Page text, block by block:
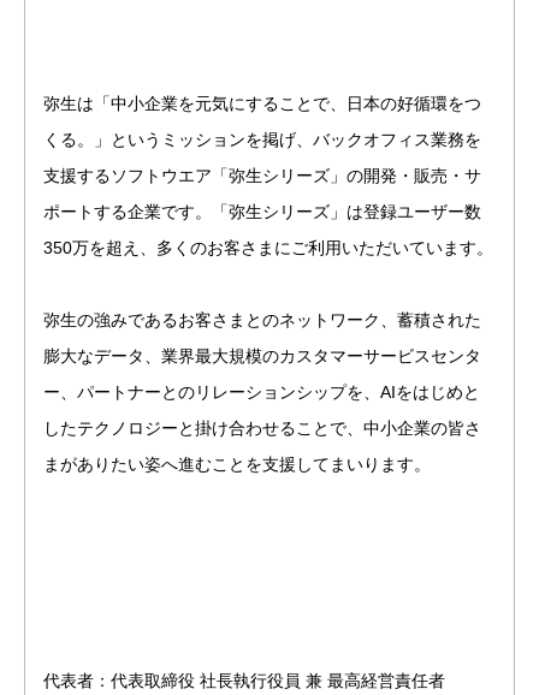
弥生は「中小企業を元気にすることで、日本の好循環をつ
くる。」というミッションを掲げ、バックオフィス業務を
支援するソフトウエア「弥生シリーズ」の開発・販売・サ
ポートする企業です。「弥生シリーズ」は登録ユーザー数
350万を超え、多くのお客さまにご利用いただいています。
弥生の強みであるお客さまとのネットワーク、蓄積された
膨大なデータ、業界最大規模のカスタマーサービスセンタ
ー、パートナーとのリレーションシップを、AIをはじめと
したテクノロジーと掛け合わせることで、中小企業の皆さ
まがありたい姿へ進むことを支援してまいります。
代表者：代表取締役 社長執行役員 兼 最高経営責任者